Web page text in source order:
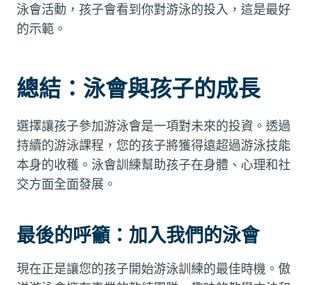
泳會活動，孩子會看到你對游泳的投入，這是最好
的示範。
總結：泳會與孩子的成長
選擇讓孩子參加游泳會是一項對未來的投資。透過
持續的游泳課程，您的孩子將獲得遠超過游泳技能
本身的收穫。泳會訓練幫助孩子在身體、心理和社
交方面全面發展。
最後的呼籲：加入我們的泳會
現在正是讓您的孩子開始游泳訓練的最佳時機。傲